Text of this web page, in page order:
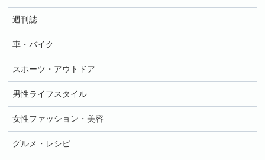
週刊誌
車・バイク
スポーツ・アウトドア
男性ライフスタイル
女性ファッション・美容
グルメ・レシピ